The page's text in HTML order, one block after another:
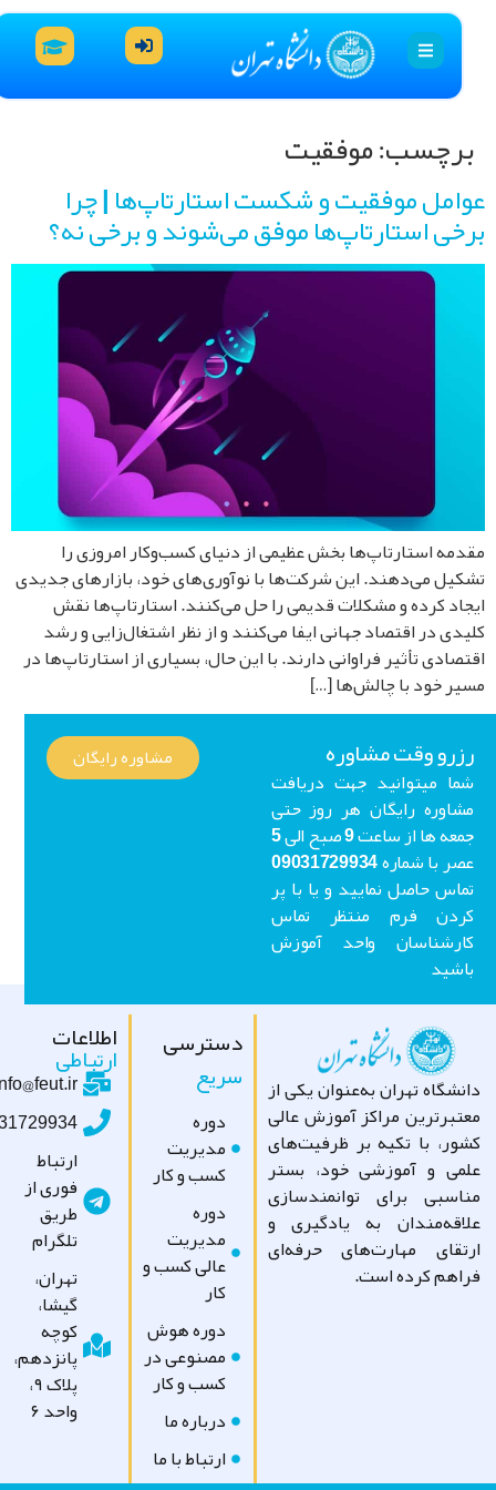
موفقیت
موفقیت و شکست استارتاپ‌ها | چرا
استارتاپ‌ها موفق می‌شوند و برخی نه؟
استارتاپ‌ها بخش عظیمی از دنیای کسب‌وکار امروزی را
می‌دهند. این شرکت‌ها با نوآوری‌های خود، بازارهای جدیدی
کرده و مشکلات قدیمی را حل می‌کنند. استارتاپ‌ها نقش
در اقتصاد جهانی ایفا می‌کنند و از نظر اشتغال‌زایی و رشد
تأثیر فراوانی دارند. با این حال، بسیاری از استارتاپ‌ها در
خود با چالش‌ها […]
وقت مشاوره
میتوانید جهت دریافت
رایگان هر روز حتی
جمعه ها از ساعت 9 صبح الی 5
عصر با شماره 09031729934
حاصل نمایید و یا با پر
فرم منتظر تماس
واحد آموزش
مشاوره رایگان
تهران به‌عنوان یکی از
مراکز آموزش عالی
با تکیه بر ظرفیت‌های
و آموزشی خود، بستر
برای توانمندسازی
به یادگیری و
مهارت‌های حرفه‌ای
کرده است.
دسترسی
سریع
مدیریت
کسب و کار
مدیریت
عالی کسب و
دوره هوش
مصنوعی در
کسب و کار
درباره ما
ارتباط با ما
اطلاعات
ارتباطی
info@feut.ir
09031729934
ارتباط
فوری از
طریق
تلگرام
تهران،
گیشا،
کوچه
پانزدهم،
پلاک ۹،
واحد ۶